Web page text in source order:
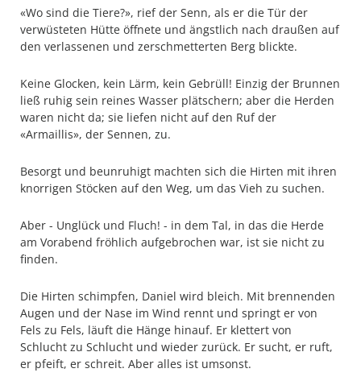
«Wo sind die Tiere?», rief der Senn, als er die Tür der
verwüsteten Hütte öffnete und ängstlich nach draußen auf
den verlassenen und zerschmetterten Berg blickte.
Keine Glocken, kein Lärm, kein Gebrüll! Einzig der Brunnen
ließ ruhig sein reines Wasser plätschern; aber die Herden
waren nicht da; sie liefen nicht auf den Ruf der
«Armaillis», der Sennen, zu.
Besorgt und beunruhigt machten sich die Hirten mit ihren
knorrigen Stöcken auf den Weg, um das Vieh zu suchen.
Aber - Unglück und Fluch! - in dem Tal, in das die Herde
am Vorabend fröhlich aufgebrochen war, ist sie nicht zu
finden.
Die Hirten schimpfen, Daniel wird bleich. Mit brennenden
Augen und der Nase im Wind rennt und springt er von
Fels zu Fels, läuft die Hänge hinauf. Er klettert von
Schlucht zu Schlucht und wieder zurück. Er sucht, er ruft,
er pfeift, er schreit. Aber alles ist umsonst.